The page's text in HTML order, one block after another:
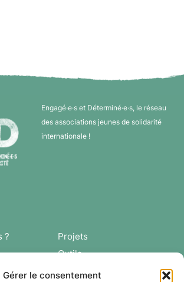
Gérer le consentement
Engagé·e·s et Déterminé·e·s, le réseau
des associations jeunes de solidarité
internationale !
?
Projets
Outils
Actus